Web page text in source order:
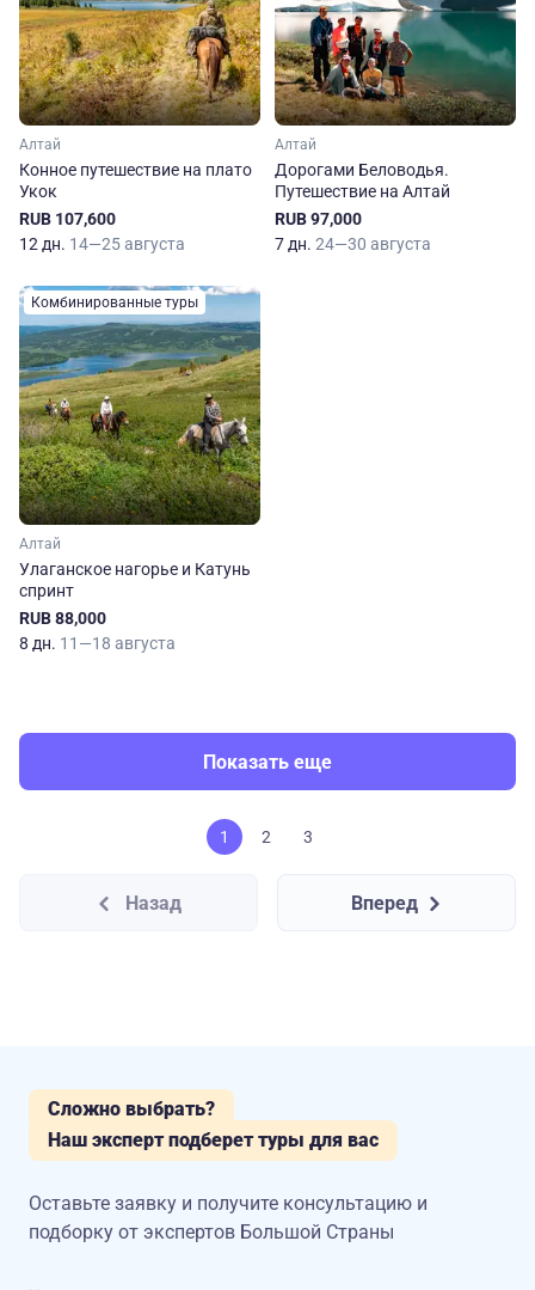
Алтай
Конное путешествие на плато
Укок
RUB 107,600
12 дн. 14—25 августа
Алтай
Дорогами Беловодья.
Путешествие на Алтай
RUB 97,000
7 дн. 24—30 августа
Комбинированные туры
Алтай
Улаганское нагорье и Катунь
спринт
RUB 88,000
8 дн. 11—18 августа
Показать еще
1 2 3
Назад Вперед
Сложно выбрать?
Наш эксперт подберет туры для вас
Оставьте заявку и получите консультацию и
подборку от экспертов Большой Страны